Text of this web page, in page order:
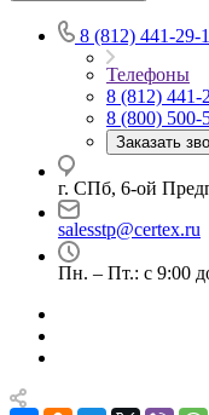
8 (812) 441-29-
Телефоны
8 (812) 441-
8 (800) 500-
Заказать
г. СПб, 6-ой
salesstp@certex.ru
Пн. – Пт.: с 9:00